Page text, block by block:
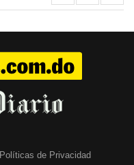
Políticas de Privacidad